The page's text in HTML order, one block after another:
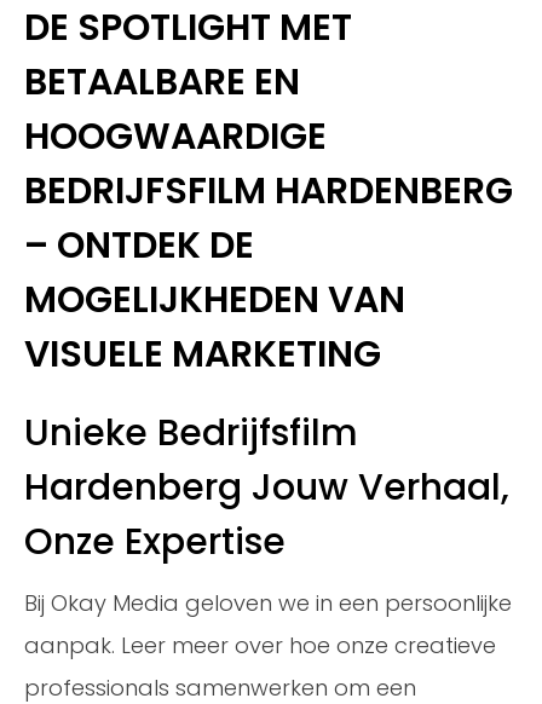
DE SPOTLIGHT MET
BETAALBARE EN
HOOGWAARDIGE
BEDRIJFSFILM HARDENBERG
– ONTDEK DE
MOGELIJKHEDEN VAN
VISUELE MARKETING
Unieke Bedrijfsfilm
Hardenberg Jouw Verhaal,
Onze Expertise
Bij Okay Media geloven we in een persoonlijke
aanpak. Leer meer over hoe onze creatieve
professionals samenwerken om een